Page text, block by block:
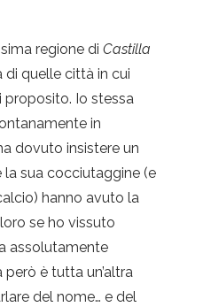
regione di Castilla
di quelle città in cui
proposito. Io stessa
in
dovuto insistere un
la sua cocciutaggine (e
hanno avuto la
se ho vissuto
assolutamente
è tutta un’altra
del nome… e del